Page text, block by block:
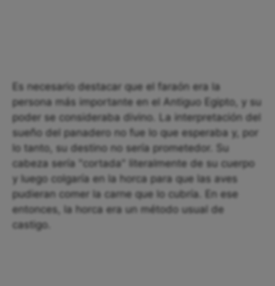
Es necesario destacar que el faraón era la
persona más importante en el Antiguo Egipto, y su
poder se consideraba divino. La interpretación del
sueño del panadero no fue lo que esperaba y, por
lo tanto, su destino no sería prometedor. Su
cabeza sería "cortada" literalmente de su cuerpo
y luego colgaría en la horca para que las aves
pudieran comer la carne que lo cubría. En ese
entonces, la horca era un método usual de
castigo.